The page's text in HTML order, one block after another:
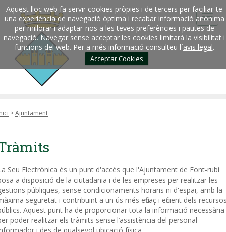
Aquest lloc web fa servir cookies pròpies i de tercers per faciliar-te
una experiència de navegació òptima i recabar informació anònima
per millorar i adaptar-nos a les teves preferències i pautes de
navegació. Navegar sense acceptar les cookies limitarà la visibilitat i
funcions del web. Per a més informació consulteu l´avis legal.
Acceptar Cookies
>Ajuntament
Seu Electrònica és un punt d'accés que l'Ajuntament de Font-rubí
a disposició de la ciutadania i de les empreses per realitzar les
públiques, sense condicionaments horaris ni d'espai, amb la
seguretat i contribuint a un ús més eficaç i eficient dels
Aquest punt ha de proporcionar tota la informació necessària
poder realitzar els tràmits sense l’assistència del personal